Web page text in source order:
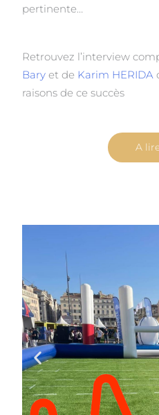
pertinente…
Retrouvez l’interview
Bary et de Karim HERIDA
raisons de ce succès
A